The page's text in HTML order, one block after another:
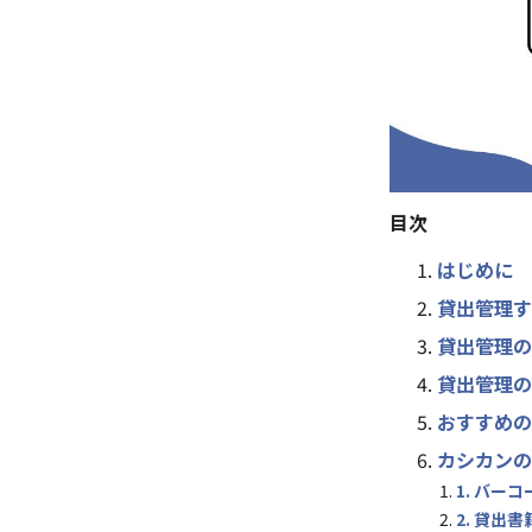
目次
はじめに
貸出管理
貸出管理
貸出管理
おすすめ
カシカン
1. バーコ
2. 貸出書